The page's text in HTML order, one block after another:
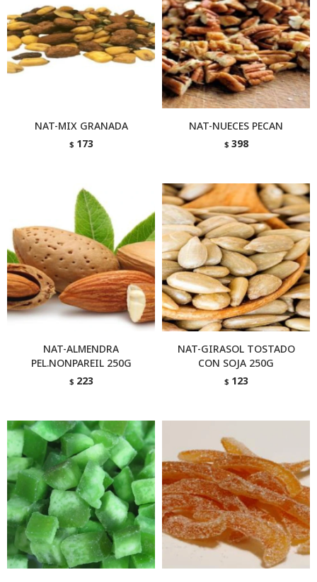
NAT-MIX GRANADA
$ 173
NAT-NUECES PECAN
$ 398
NAT-ALMENDRA
PEL.NONPAREIL 250G
$ 223
NAT-GIRASOL TOSTADO
CON SOJA 250G
$ 123